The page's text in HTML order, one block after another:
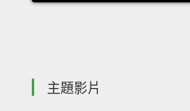
主題影片